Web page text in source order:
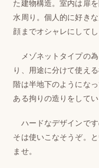
た建物構造。室内は扉
水周り。個人的に好き
顔までオシャレにしてし
メゾネットタイプの為
り、用途に分けて使え
階は半地下のようにな
ある拘りの造りをしてい
ハードなデザインです
そは使いこなそうぞ。
ませ。